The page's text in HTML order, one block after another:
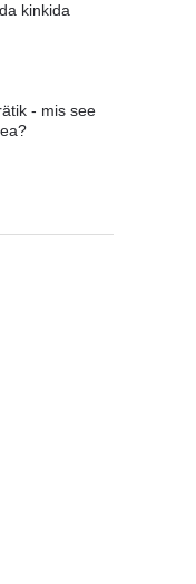
kinkida
- mis see